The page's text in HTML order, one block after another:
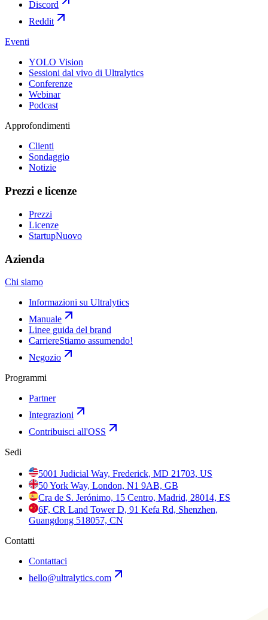
Discord
Reddit
Eventi
YOLO Vision
Sessioni dal vivo di Ultralytics
Conferenze
Webinar
Podcast
Approfondimenti
Clienti
Sondaggio
Notizie
Prezzi e licenze
Prezzi
Licenze
StartupNuovo
Azienda
Chi siamo
Informazioni su Ultralytics
Manuale
Linee guida del brand
CarriereStiamo assumendo!
Negozio
Programmi
Partner
Integrazioni
Contribuisci all'OSS
Sedi
5001 Judicial Way, Frederick, MD 21703, US
50 York Way, London, N1 9AB, GB
Cra de S. Jerónimo, 15 Centro, Madrid, 28014, ES
6F, CR Land Tower D, 91 Kefa Rd, Shenzhen,
Guangdong 518057, CN
Contatti
Contattaci
hello@ultralytics.com